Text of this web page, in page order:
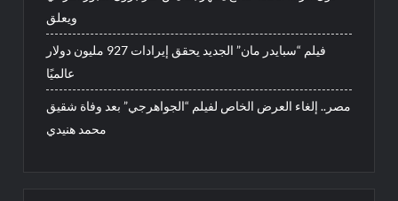
ويعلق
فيلم “سبايدر مان” الجديد يحقق إيرادات 927 مليون دولار
عالميًا
مصر.. إلغاء العرض الخاص لفيلم “الجواهرجي” بعد وفاة شقيق
محمد هنيدي